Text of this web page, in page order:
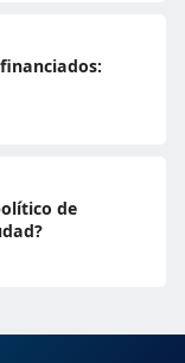
de